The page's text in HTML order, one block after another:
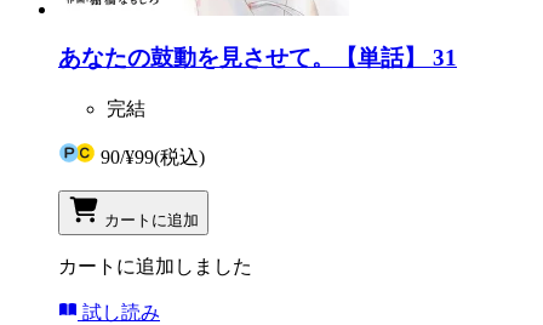
あなたの鼓動を見させて。【単話】 31
完結
90/¥99(税込)
カートに追加
カートに追加しました
試し読み